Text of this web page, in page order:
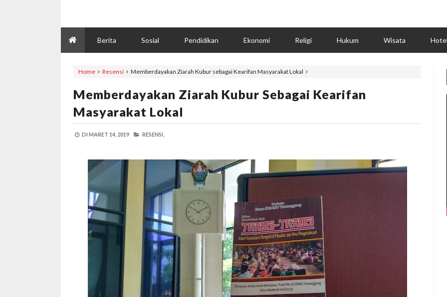
Berita Sosial Pendidikan Ekonomi Religi Hukum Wisata Hotel
Home Resensi Memberdayakan Ziarah Kubur sebagai Kearifan Masyarakat Lokal
Memberdayakan Ziarah Kubur Sebagai Kearifan
Masyarakat Lokal
DI MARET 14, 2019 RESENSI,